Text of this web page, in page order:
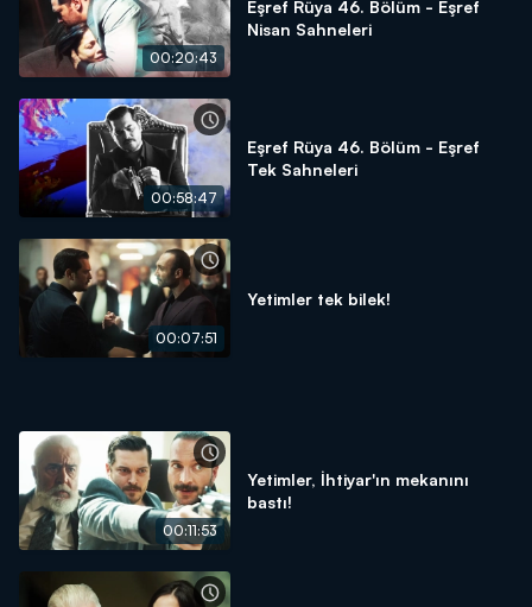
00:20:43
Eşref Rüya 46. Bölüm - Eşref
Nisan Sahneleri
00:58:47
Eşref Rüya 46. Bölüm - Eşref
Tek Sahneleri
00:07:51
Yetimler tek bilek!
00:11:53
Yetimler, İhtiyar'ın mekanını
bastı!